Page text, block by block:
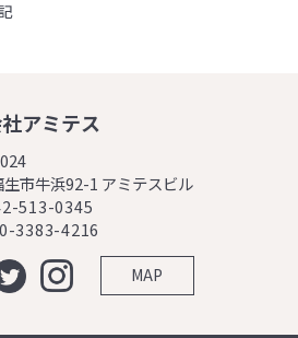
アミテス
市牛浜92-1 アミテスビル
513-0345
3383-4216
MAP